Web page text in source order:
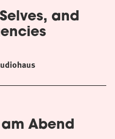
and
Abend